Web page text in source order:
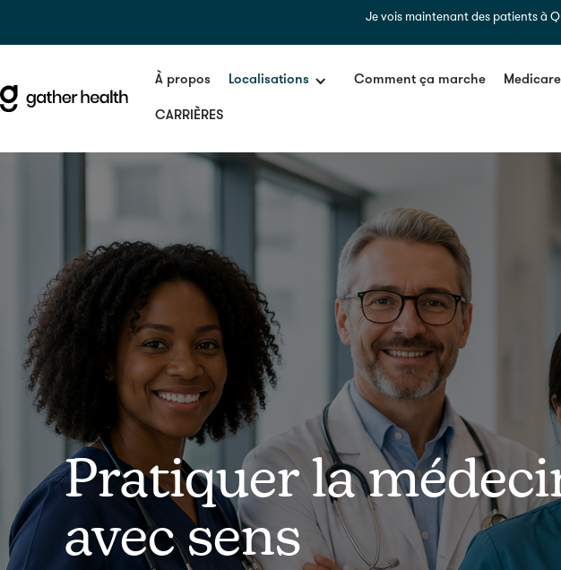
Je vois maintenant des patients à
À propos Localisations Comment ça marche Medicare
CARRIÈRES
Pratiquer la
avec sens